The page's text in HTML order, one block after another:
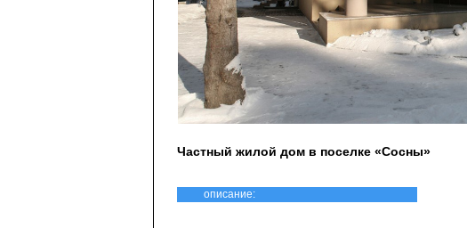
Частный жилой дом в поселке «Сосны»
описание: